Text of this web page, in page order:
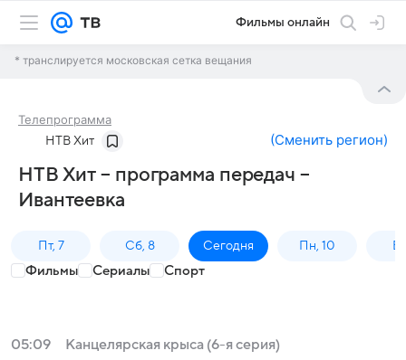
Фильмы онлайн
* транслируется московская сетка вещания
Телепрограмма
НТВ Хит (Сменить регион)
НТВ Хит – программа передач –
Ивантеевка
Пт, 7 Сб, 8 Сегодня Пн, 10
Фильмы Сериалы Спорт
05:09
Канцелярская крыса (6-я серия)